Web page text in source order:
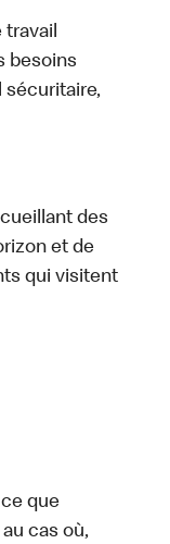
travail
besoins
sécuritaire,
des
et de
qui visitent
que
cas où,